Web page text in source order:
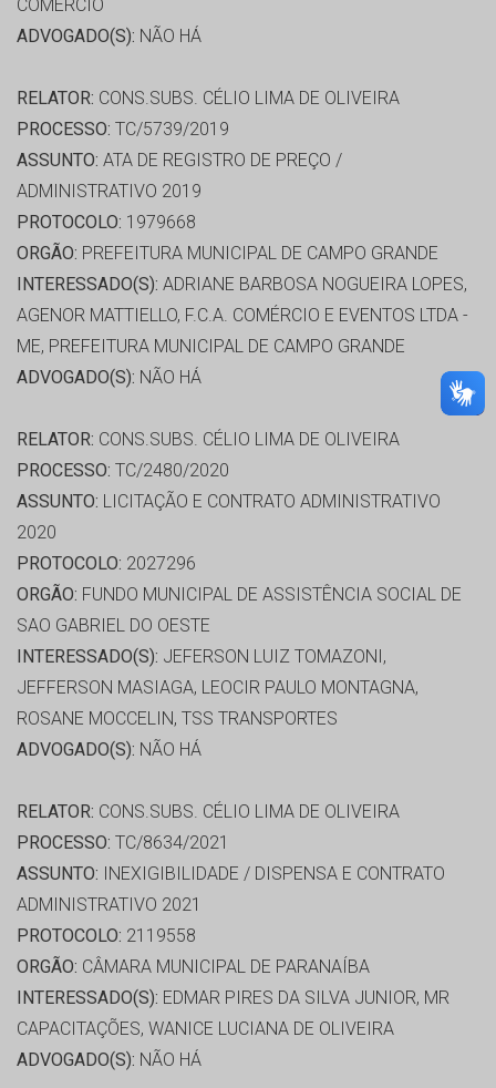
COMERCIO
ADVOGADO(S): NÃO HÁ
RELATOR: CONS.SUBS. CÉLIO LIMA DE OLIVEIRA
PROCESSO: TC/5739/2019
ASSUNTO: ATA DE REGISTRO DE PREÇO /
ADMINISTRATIVO 2019
PROTOCOLO: 1979668
ORGÃO: PREFEITURA MUNICIPAL DE CAMPO GRANDE
INTERESSADO(S): ADRIANE BARBOSA NOGUEIRA LOPES,
AGENOR MATTIELLO, F.C.A. COMÉRCIO E EVENTOS LTDA -
ME, PREFEITURA MUNICIPAL DE CAMPO GRANDE
ADVOGADO(S): NÃO HÁ
RELATOR: CONS.SUBS. CÉLIO LIMA DE OLIVEIRA
PROCESSO: TC/2480/2020
ASSUNTO: LICITAÇÃO E CONTRATO ADMINISTRATIVO
2020
PROTOCOLO: 2027296
ORGÃO: FUNDO MUNICIPAL DE ASSISTÊNCIA SOCIAL DE
SAO GABRIEL DO OESTE
INTERESSADO(S): JEFERSON LUIZ TOMAZONI,
JEFFERSON MASIAGA, LEOCIR PAULO MONTAGNA,
ROSANE MOCCELIN, TSS TRANSPORTES
ADVOGADO(S): NÃO HÁ
RELATOR: CONS.SUBS. CÉLIO LIMA DE OLIVEIRA
PROCESSO: TC/8634/2021
ASSUNTO: INEXIGIBILIDADE / DISPENSA E CONTRATO
ADMINISTRATIVO 2021
PROTOCOLO: 2119558
ORGÃO: CÂMARA MUNICIPAL DE PARANAÍBA
INTERESSADO(S): EDMAR PIRES DA SILVA JUNIOR, MR
CAPACITAÇÕES, WANICE LUCIANA DE OLIVEIRA
ADVOGADO(S): NÃO HÁ